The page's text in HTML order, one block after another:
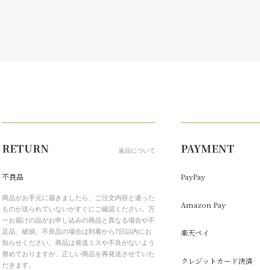
RETURN 返品について
不良品
商品がお手元に届きましたら、ご注文内容と違った
ものが送られていないかすぐにご確認ください。万
一お届けの品がお申し込みの商品と異なる場合や不
足品、破損、不良品の場合は到着から7日以内にお
知らせください。商品は発送ミスや不良がないよう
努めておりますが、正しい商品を再発送させていた
だきます。
PAYMENT
PayPay
Amazon Pay
楽天ペイ
クレジットカード決済